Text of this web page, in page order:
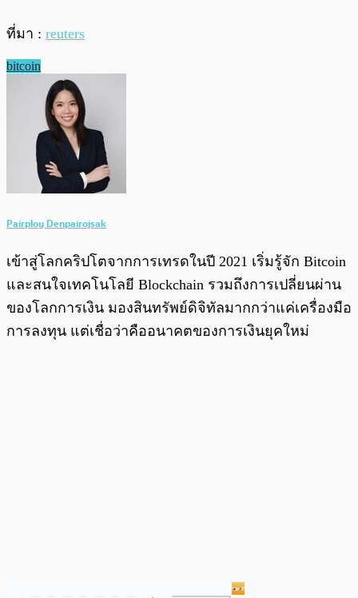
ที่มา : reuters
bitcoin
Pairploy Denpairojsak
เข้าสู่โลกคริปโตจากการเทรดในปี 2021 เริ่มรู้จัก Bitcoin
และสนใจเทคโนโลยี Blockchain รวมถึงการเปลี่ยนผ่าน
ของโลกการเงิน มองสินทรัพย์ดิจิทัลมากกว่าแค่เครื่องมือ
การลงทุน แต่เชื่อว่าคืออนาคตของการเงินยุคใหม่